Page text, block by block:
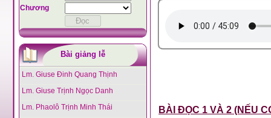
Chương
Bài giảng lễ
Lm. Giuse Đinh Quang Thịnh
Lm. Giuse Trịnh Ngọc Danh
Lm. Phaolô Trịnh Minh Thái
BÀI ĐỌC 1 VÀ 2 (NẾU